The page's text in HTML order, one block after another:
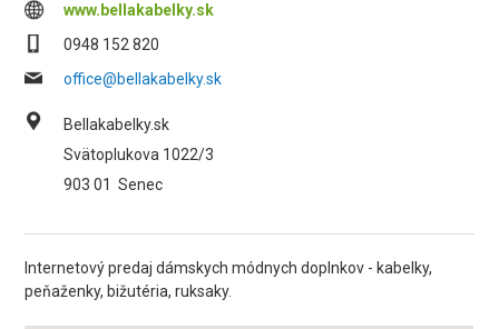
www.bellakabelky.sk
0948 152 820
office@bellakabelky.sk
Bellakabelky.sk
Svätoplukova 1022/3
903 01 Senec
Internetový predaj dámskych módnych doplnkov - kabelky,
peňaženky, bižutéria, ruksaky.